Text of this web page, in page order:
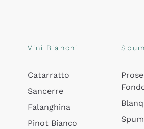
Vini Bianchi
Catarratto
Sancerre
Falanghina
Pinot Bianco